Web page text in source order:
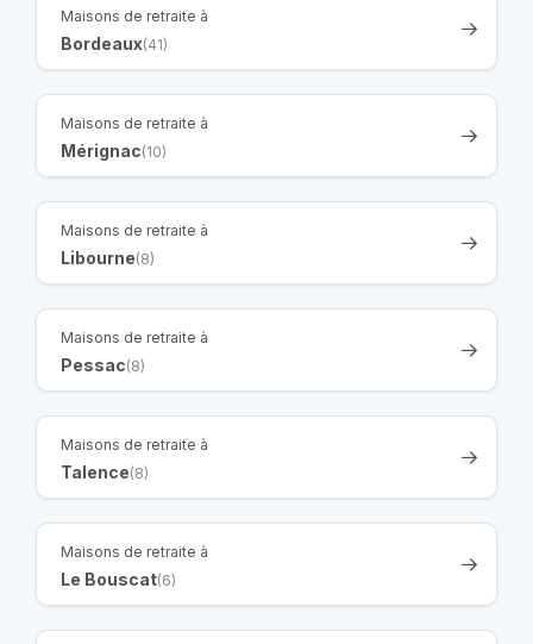
Maisons de retraite à
Bordeaux(41)
Maisons de retraite à
Mérignac(10)
Maisons de retraite à
Libourne(8)
Maisons de retraite à
Pessac(8)
Maisons de retraite à
Talence(8)
Maisons de retraite à
Le Bouscat(6)